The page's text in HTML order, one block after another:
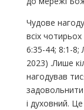
Чудове
всіх
6:35-44; 8:1-8;
2023) .Лише
нагодував
і духовний.